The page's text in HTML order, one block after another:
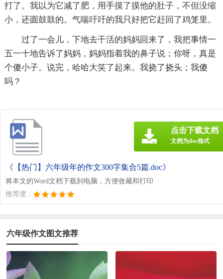
打了。我以为它减了肥，用手摸了摸他的肚子，不但没缩
小，还圆鼓鼓的。气喘吁吁的我只好把它赶回了鸡笼里。
过了一会儿，下地去干活的妈妈回来了，我把事情一
五一十地告诉了妈妈，妈妈指着我的鼻子说；你呀，真是
个傻小子。说完，哈哈大笑了起来。我挠了挠头；我傻
吗？
《【热门】六年级年的作文300字集合5篇.doc》
将本文的Word文档下载到电脑，方便收藏和打印
推荐度：
点击下载文档
文档为doc格式
六年级作文图文推荐